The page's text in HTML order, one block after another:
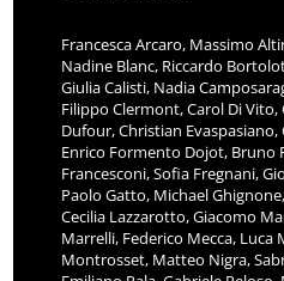
Francesca Arcaro, Massimo
Nadine Blanc, Riccardo
Giulia Calisti, Nadia
Filippo Clermont, Carol Di Vito,
Dufour, Christian Evaspasiano,
Enrico Formento Dojot, Bruno
Francesconi, Sofia Fregnani,
Paolo Gatto, Michael
Cecilia Lazzarotto, Giacomo
Marrelli, Federico Mecca,
Montrosset, Matteo Nigra,